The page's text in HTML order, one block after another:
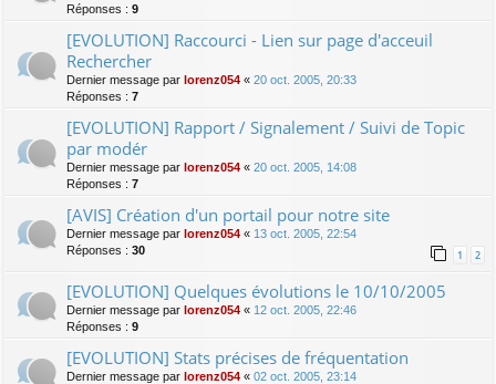
Réponses : 9
[EVOLUTION] Raccourci - Lien sur page d'acceuil
Rechercher
Dernier message par lorenz054 « 20 oct. 2005, 20:33
Réponses : 7
[EVOLUTION] Rapport / Signalement / Suivi de Topic
par modér
Dernier message par lorenz054 « 20 oct. 2005, 14:08
Réponses : 7
[AVIS] Création d'un portail pour notre site
Dernier message par lorenz054 « 13 oct. 2005, 22:54
Réponses : 30 1 2
[EVOLUTION] Quelques évolutions le 10/10/2005
Dernier message par lorenz054 « 12 oct. 2005, 22:46
Réponses : 9
[EVOLUTION] Stats précises de fréquentation
Dernier message par lorenz054 « 02 oct. 2005, 23:14